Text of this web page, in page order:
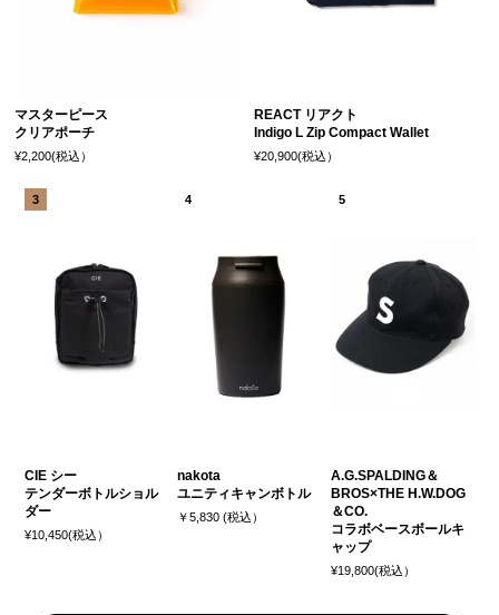
マスターピース
クリアポーチ
¥2,200(税込）
REACT リアクト
Indigo L Zip Compact Wallet
¥20,900(税込）
CIE シー
テンダーボトルショル
ダー
¥10,450(税込）
nakota
ユニティキャンボトル
￥5,830 (税込）
A.G.SPALDING＆
BROS×THE H.W.DOG
＆CO.
コラボベースボールキ
ャップ
¥19,800(税込）